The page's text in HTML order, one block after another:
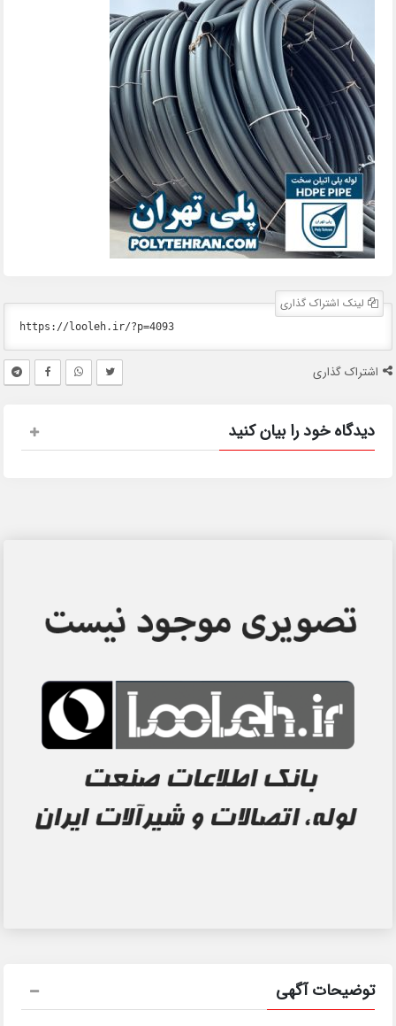
لینک اشتراک گذاری
اشتراک گذاری
دیدگاه خود را بیان کنید
توضیحات آگهی